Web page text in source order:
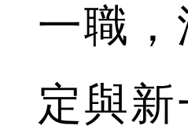
一職
定與